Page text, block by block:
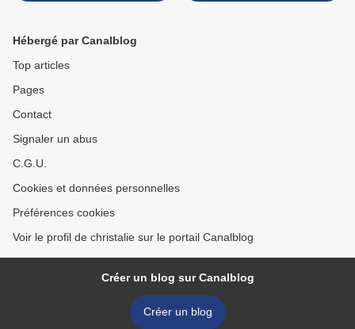
Hébergé par Canalblog
Top articles
Pages
Contact
Signaler un abus
C.G.U.
Cookies et données personnelles
Préférences cookies
Voir le profil de christalie sur le portail Canalblog
Créer un blog sur Canalblog
Créer un blog